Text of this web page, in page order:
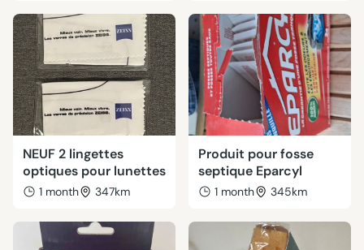
NEUF 2 lingettes
optiques pour lunettes
1 month 347km
Produit pour fosse
septique Eparcyl
1 month 345km